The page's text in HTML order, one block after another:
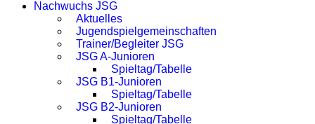
Nachwuchs JSG
Aktuelles
Jugendspielgemeinschaften
Trainer/Begleiter JSG
JSG A-Junioren
Spieltag/Tabelle
JSG B1-Junioren
Spieltag/Tabelle
JSG B2-Junioren
Spieltag/Tabelle